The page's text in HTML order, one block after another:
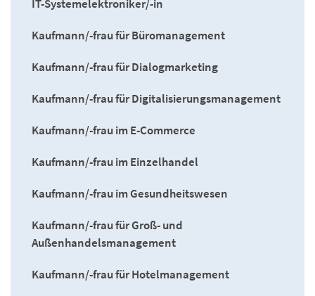
IT-Systemelektroniker/-in
Kaufmann/-frau für Büromanagement
Kaufmann/-frau für Dialogmarketing
Kaufmann/-frau für Digitalisierungsmanagement
Kaufmann/-frau im E-Commerce
Kaufmann/-frau im Einzelhandel
Kaufmann/-frau im Gesundheitswesen
Kaufmann/-frau für Groß- und
Außenhandelsmanagement
Kaufmann/-frau für Hotelmanagement